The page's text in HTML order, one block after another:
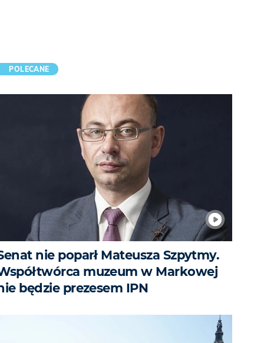
POLECANE
nie poparł Mateusza Szpytmy.
muzeum w Markowej
będzie prezesem IPN